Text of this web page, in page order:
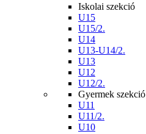
Iskolai szekció
U15
U15/2.
U14
U13-U14/2.
U13
U12
U12/2.
Gyermek szekció
U11
U11/2.
U10